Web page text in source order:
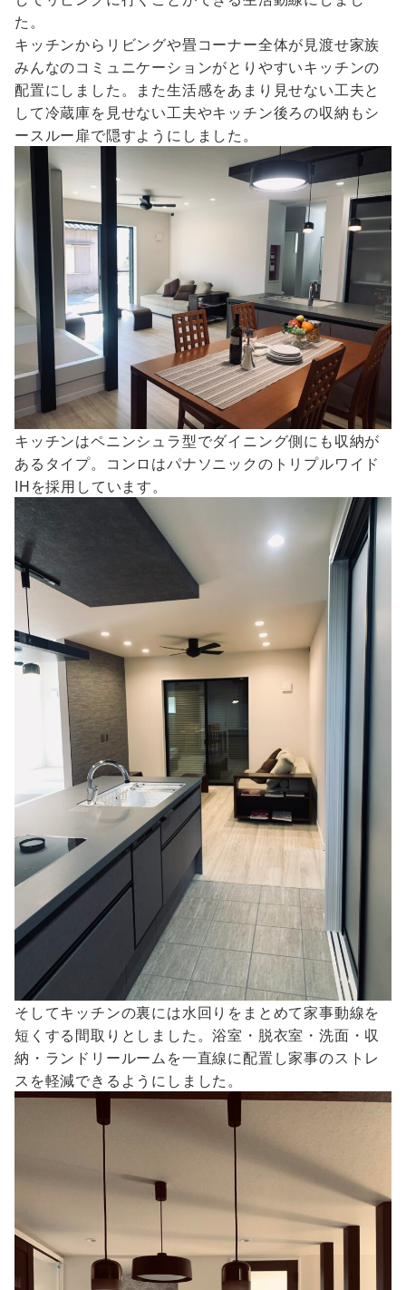
た。
キッチンからリビングや畳コーナー全体が見渡せ家族
みんなのコミュニケーションがとりやすいキッチンの
配置にしました。また生活感をあまり見せない工夫と
して冷蔵庫を見せない工夫やキッチン後ろの収納もシ
ースルー扉で隠すようにしました。
キッチンはペニンシュラ型でダイニング側にも収納が
あるタイプ。コンロはパナソニックのトリプルワイド
IHを採用しています。
そしてキッチンの裏には水回りをまとめて家事動線を
短くする間取りとしました。浴室・脱衣室・洗面・収
納・ランドリールームを一直線に配置し家事のストレ
スを軽減できるようにしました。